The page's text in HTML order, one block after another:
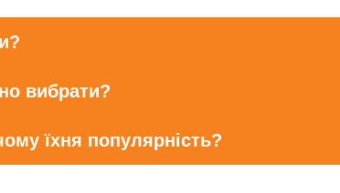
вибрати?
їхня популярність?